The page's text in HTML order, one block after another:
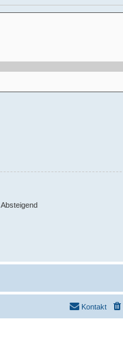
Absteigend
Kontakt